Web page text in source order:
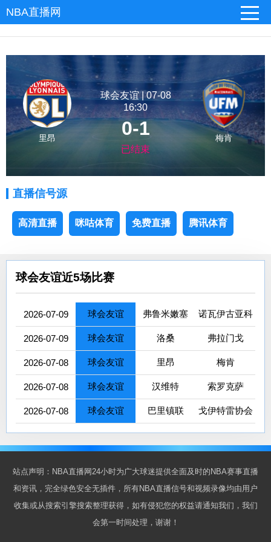
NBA直播网
里昂
球会友谊 | 07-08
16:30
0-1
已结束
梅肯
直播信号源
高清直播 咪咕体育 免费直播 腾讯体育
球会友谊近5场比赛
2026-07-09 球会友谊 弗鲁米嫩塞 诺瓦伊古亚科
2026-07-09 球会友谊 洛桑 弗拉门戈
2026-07-08 球会友谊 里昂 梅肯
2026-07-08 球会友谊 汉维特 索罗克萨
2026-07-08 球会友谊 巴里镇联 戈伊特雷协会
站点声明：NBA直播网24小时为广大球迷提供全面及时的NBA赛事直播
和资讯，完全绿色安全无插件，所有NBA直播信号和视频录像均由用户
收集或从搜索引擎搜索整理获得，如有侵犯您的权益请通知我们，我们
会第一时间处理，谢谢！